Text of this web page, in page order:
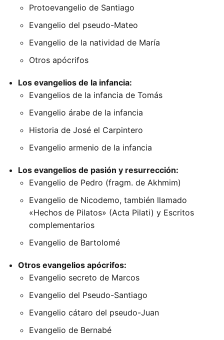
Protoevangelio de Santiago
Evangelio del pseudo-Mateo
Evangelio de la natividad de María
Otros apócrifos
Los evangelios de la infancia:
Evangelios de la infancia de Tomás
Evangelio árabe de la infancia
Historia de José el Carpintero
Evangelio armenio de la infancia
Los evangelios de pasión y resurrección:
Evangelio de Pedro (fragm. de Akhmim)
Evangelio de Nicodemo, también llamado
«Hechos de Pilatos» (Acta Pilati) y Escritos
complementarios
Evangelio de Bartolomé
Otros evangelios apócrifos:
Evangelio secreto de Marcos
Evangelio del Pseudo-Santiago
Evangelio cátaro del pseudo-Juan
Evangelio de Bernabé